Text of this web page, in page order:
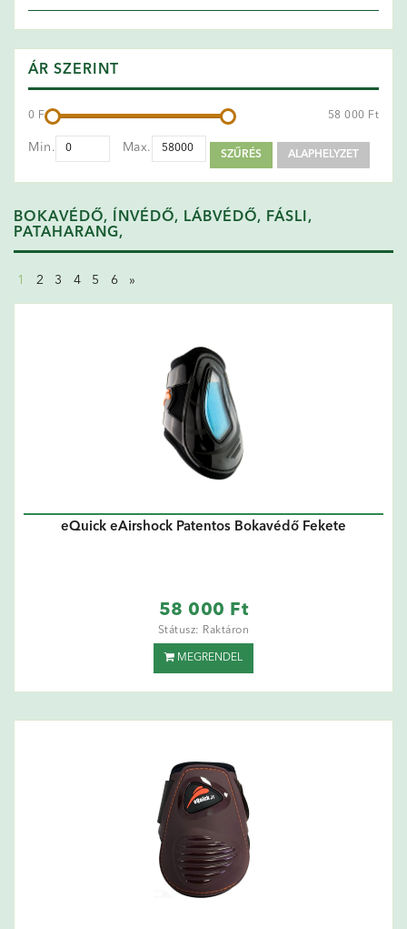
ÁR SZERINT
0 Ft 58 000 Ft
Min. Max.
SZŰRÉS ALAPHELYZET
BOKAVÉDŐ, ÍNVÉDŐ, LÁBVÉDŐ, FÁSLI,
PATAHARANG,
1 2 3 4 5 6 »
eQuick eAirshock Patentos Bokavédő Fekete
58 000 Ft
Státusz: Raktáron
MEGRENDEL